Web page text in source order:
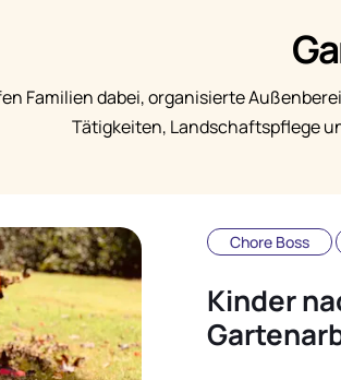
Fever Whiz
Familien dabei, organisierte
Tätigkeiten, Landschaftspflege
Chore Boss
Kinder